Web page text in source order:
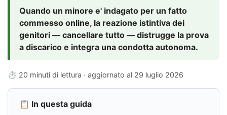
Quando un minore e' indagato per un fatto
commesso online, la reazione istintiva dei
genitori — cancellare tutto — distrugge la prova
a discarico e integra una condotta autonoma.
⏱ 20 minuti di lettura · aggiornato al 29 luglio 2026
📋 In questa guida